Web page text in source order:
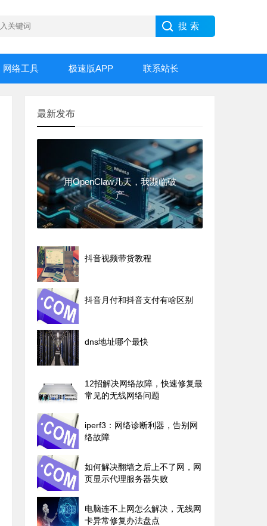
网络工具 极速版APP 联系站长
最新发布
用OpenClaw几天，我濒临破
产
抖音视频带货教程
抖音月付和抖音支付有啥区别
dns地址哪个最快
12招解决网络故障，快速修复最
常见的无线网络问题
iperf3：网络诊断利器，告别网
络故障
如何解决翻墙之后上不了网，网
页显示代理服务器失败
电脑连不上网怎么解决，无线网
卡异常修复办法盘点